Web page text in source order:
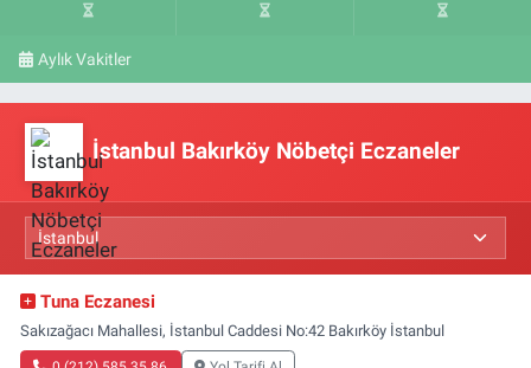
Aylık Vakitler
İstanbul Bakırköy Nöbetçi Eczaneler
Tuna Eczanesi
Sakızağacı Mahallesi, İstanbul Caddesi No:42 Bakırköy İstanbul